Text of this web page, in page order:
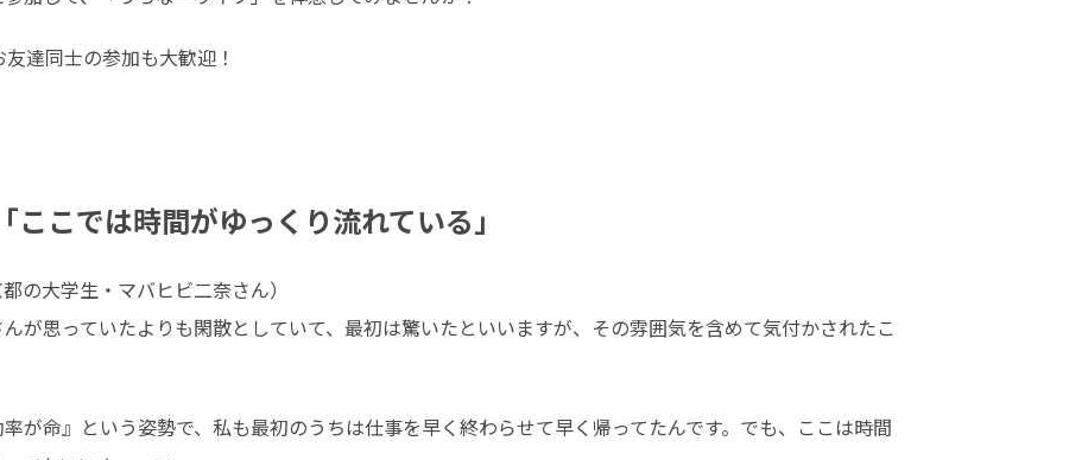
達同士の参加も大歓迎！
こでは時間がゆっくり流れている」
の大学生・マバヒビ二奈さん）
が思っていたよりも閑散としていて、最初は驚いたといいますが、その雰囲気を含めて気付かされたこ
が命』という姿勢で、私も最初のうちは仕事を早く終わらせて早く帰ってたんです。でも、ここは時間